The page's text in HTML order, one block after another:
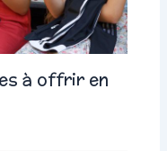
à offrir en